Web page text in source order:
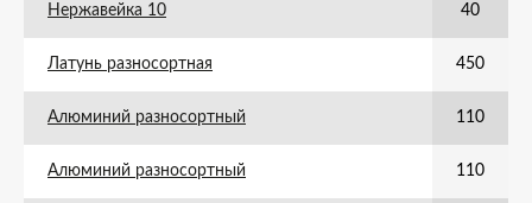
Нержавейка 10 40
Латунь разносортная 450
Алюминий разносортный 110
Алюминий разносортный 110